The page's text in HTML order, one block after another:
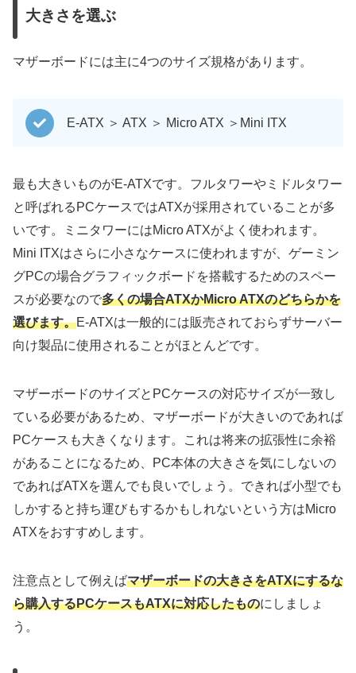
大きさを選ぶ
マザーボードには主に4つのサイズ規格があります。
E-ATX ＞ ATX ＞ Micro ATX ＞Mini ITX
最も大きいものがE-ATXです。フルタワーやミドルタワー
と呼ばれるPCケースではATXが採用されていることが多
いです。ミニタワーにはMicro ATXがよく使われます。
Mini ITXはさらに小さなケースに使われますが、ゲーミン
グPCの場合グラフィックボードを搭載するためのスペー
スが必要なので多くの場合ATXかMicro ATXのどちらかを
選びます。E-ATXは一般的には販売されておらずサーバー
向け製品に使用されることがほとんどです。
マザーボードのサイズとPCケースの対応サイズが一致し
ている必要があるため、マザーボードが大きいのであれば
PCケースも大きくなります。これは将来の拡張性に余裕
があることになるため、PC本体の大きさを気にしないの
であればATXを選んでも良いでしょう。できれば小型でも
しかすると持ち運びもするかもしれないという方はMicro
ATXをおすすめします。
注意点として例えばマザーボードの大きさをATXにするな
ら購入するPCケースもATXに対応したものにしましょ
う。